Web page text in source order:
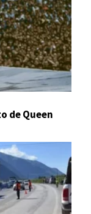
de Queen